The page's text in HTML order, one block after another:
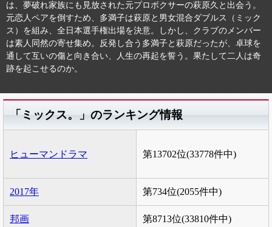
は、夢破れ家族にも見放された元プロボクサーの萩原久と出会う。
元恋人ペアを倒すため、多満子は萩原と男女混合ダブルス（ミック
ス）を組み、全日本選手権出場を決意。しかし、クラブのメンバー
は素人同然の寄せ集め。反発し合う多満子と萩原だったが、卓球を
通して互いの傷と向き合い、人生の再起を誓う。果たして二人は奇
跡を起こせるのか。
「ミックス。」のランキング情報
ヒューマンドラマ 第13702位(33778件中)
2017年 第734位(2055件中)
邦画 第8713位(33810件中)